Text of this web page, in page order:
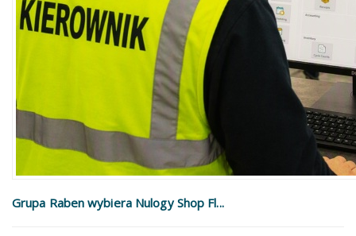
Grupa Raben wybiera Nulogy Shop Fl...